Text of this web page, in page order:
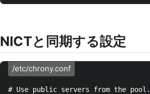
NICTと同期する設定
/etc/chrony.conf
# Use public servers from the